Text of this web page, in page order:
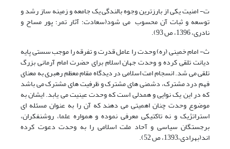
ت- امنیت یکی از بارزترین وجوه بالندگی یک جامعه و زمینه ساز رشد و
توسعه و ثبات آن محسوب می شود(سعادت؛ آثار تمر؛ پور مساح و
نادری، 1396، ص 93).
ث- امام خمینی (ره) وحدت را عامل قدرت و تفرقه را موجب سستی پایه
دیانت تلقی کرده و وحدت جهان اسلام برای حضرت امام آرمانی بزرگ
تلقی می شد. انسجام امت اسلامی در دیدگاه مقام معظم رهبری به معنای
فهم درد مشترک، دشمنی های مشترک و ظرفیت های مشترک می باشد
که در این یک نوایی و همدلی است که وحدت عینیت می یابد. ایشان به
موضوع وحدت چنان اهمیتی می دهند که آن را به عنوان مسئله ای
استراتژیک و نه تاکتیکی معرفی نموده و همواره علما، روشنفکران،
برجستگان سیاسی و آحاد ملت اسلامی را به وحدت دعوت کرده
اند(بهرادی،1393، ص 52).